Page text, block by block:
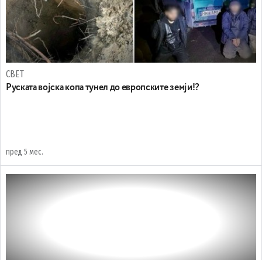
СВЕТ
Руската војска копа тунел до европските земји!?
пред 5 мес.